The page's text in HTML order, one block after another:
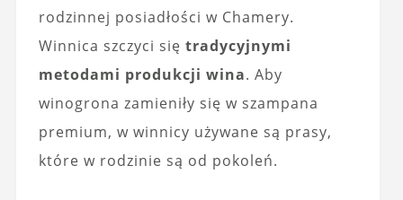
rodzinnej posiadłości w Chamery.
Winnica szczyci się tradycyjnymi
metodami produkcji wina. Aby
winogrona zamieniły się w szampana
premium, w winnicy używane są prasy,
które w rodzinie są od pokoleń.